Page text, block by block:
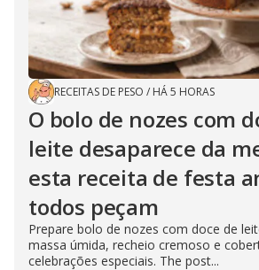
RECEITAS DE PESO / HÁ 5 HORAS
O bolo de nozes com
leite desaparece da
esta receita de festa
todos peçam
Prepare bolo de nozes com doce de
massa úmida, recheio cremoso e
celebrações especiais. The post...